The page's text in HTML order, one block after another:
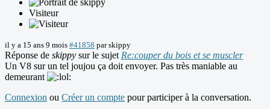
Visiteur
il y a 15 ans 9 mois #41858 parskippy
Réponse de skippy sur le sujet Re:couper du bois et se muscler
Un V8 sur un tel joujou ça doit envoyer. Pas très maniable au
demeurant
Connexion ou Créer un compte pour participer à la conversation.